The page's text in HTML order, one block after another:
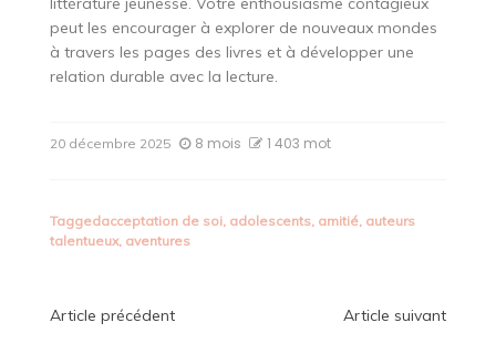
peut les encourager à explorer de nouveaux mondes
à travers les pages des livres et à développer une
relation durable avec la lecture.
20 décembre 2025 8 mois 1 403 mot
Taggedacceptation de soi, adolescents, amitié, auteurs
talentueux, aventures
Navigation
Article précédent Article suivant